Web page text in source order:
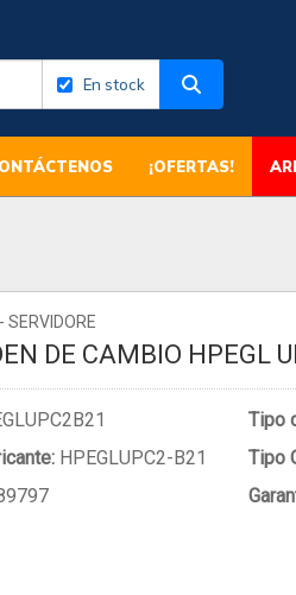
En stock
¡OFERTAS!
SERVIDORE
DE CAMBIO HPEGL
HPEGLUPC2-B21
Tipo
Tipo